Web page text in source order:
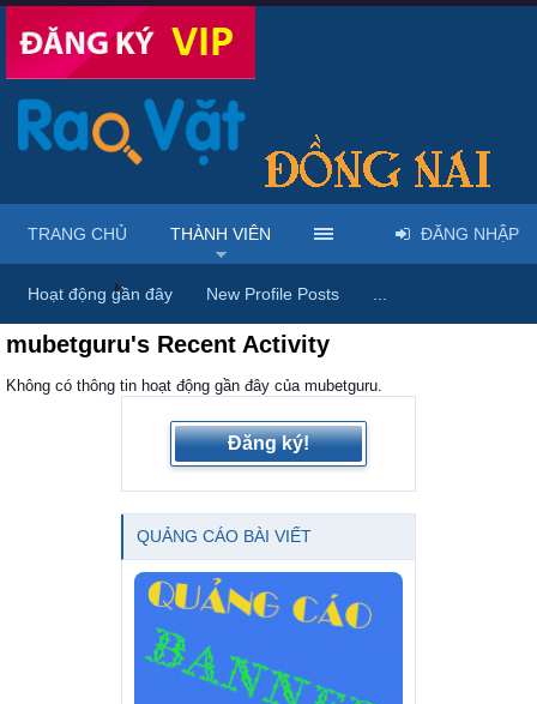
Trang chủ Thành viên
mubetguru's Recent Activity
Không có thông tin hoạt động gần đây của mubetguru.
Đăng ký!
QUẢNG CÁO BÀI VIẾT
TRANG CHỦ THÀNH VIÊN
Hoạt động gần đây New Profile Posts
ĐĂNG NHẬP